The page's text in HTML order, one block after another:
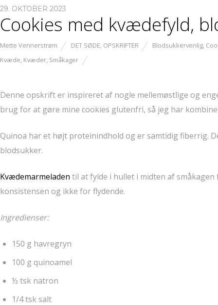
29. OKTOBER 2023
Cookies med kvædefyld,
Mette Vennerstrøm DET SØDE, OPSKRIFTER Blodsukkervenlig,
Kvæde, Kvæder, Småkager
Denne opskrift er inspireret af nogle mellemøstlige og
brug for at gøre mine cookies glutenfri, så jeg har
Quinoa har et højt proteinindhold og er samtidig fiberrig.
blodsukker.
Kvædemarmeladen til at fylde i hullet i midten af
konsistensen og ikke for flydende.
Ingredienser:
150 g havregryn
100 g quinoamel
½ tsk natron
1/4 tsk salt